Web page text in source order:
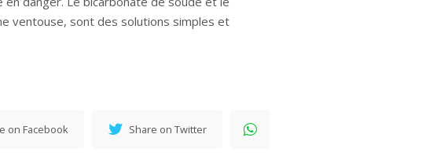
ventouse, sont des solutions simples et
on Facebook Share on Twitter